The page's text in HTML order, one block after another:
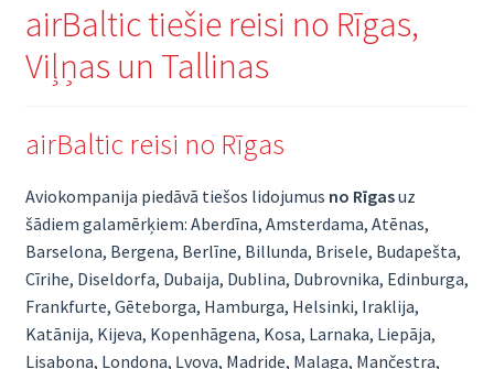
airBaltic tiešie reisi no Rīgas,
Viļņas un Tallinas
airBaltic reisi no Rīgas
Aviokompanija piedāvā tiešos lidojumus no Rīgasuz
šādiem galamērķiem: Aberdīna, Amsterdama, Atēnas,
Barselona, Bergena, Berlīne, Billunda, Brisele, Budapešta,
Cīrihe, Diseldorfa, Dubaija, Dublina, Dubrovnika, Edinburga,
Frankfurte, Gēteborga, Hamburga, Helsinki, Iraklija,
Katānija, Kijeva, Kopenhāgena, Kosa, Larnaka, Liepāja,
Lisabona, Londona, Ļvova, Madride, Malaga, Mančestra,